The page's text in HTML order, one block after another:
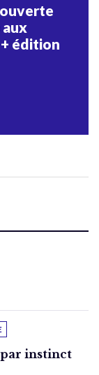
aux
édition
par instinct